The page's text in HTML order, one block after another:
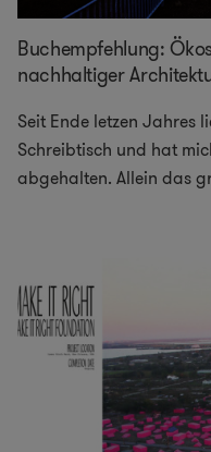
Buchempfehlung:
nachhaltiger
Seit Ende letzen Jahres
Schreibtisch und hat
abgehalten. Allein das